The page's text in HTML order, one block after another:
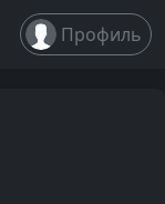
Профиль